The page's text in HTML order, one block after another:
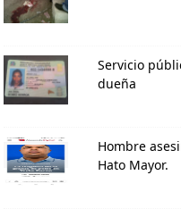
Servicio
dueña
Hombre
Hato Mayor.